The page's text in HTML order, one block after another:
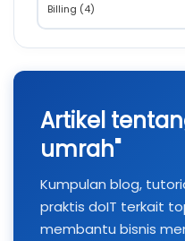
Artikel
umrah"
Kumpulan blog,
praktis doIT terkait
membantu bisnis